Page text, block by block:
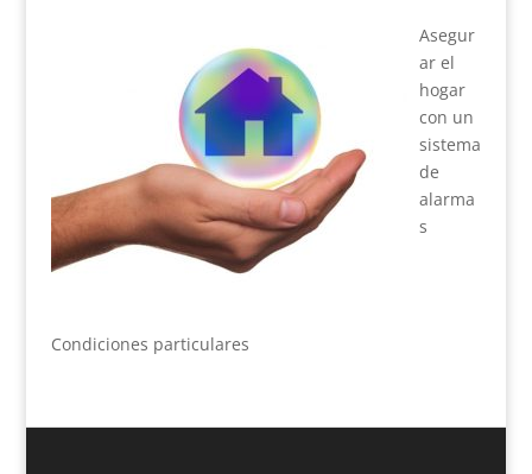
Asegur
ar el
hogar
con un
sistema
de
alarma
s
Condiciones particulares